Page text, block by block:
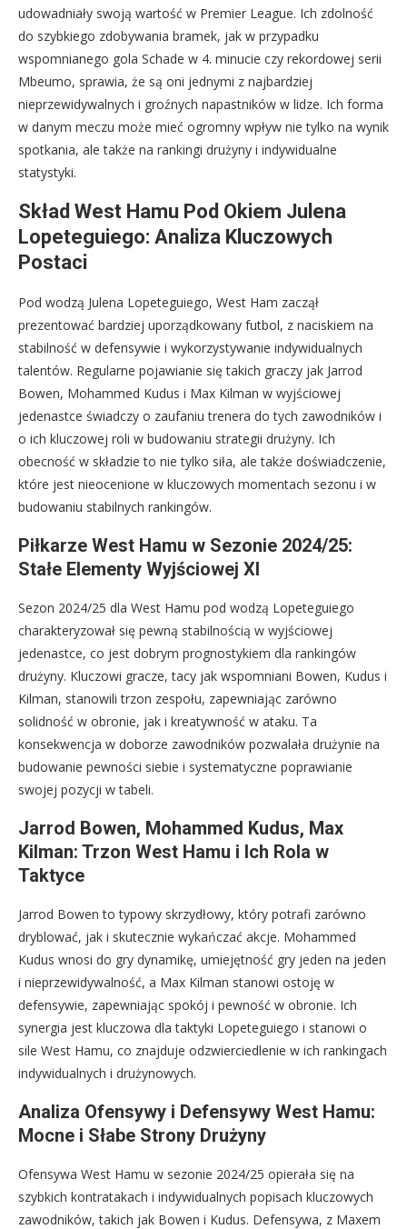
udowadniały swoją wartość w Premier League. Ich zdolność
do szybkiego zdobywania bramek, jak w przypadku
wspomnianego gola Schade w 4. minucie czy rekordowej serii
Mbeumo, sprawia, że są oni jednymi z najbardziej
nieprzewidywalnych i groźnych napastników w lidze. Ich forma
w danym meczu może mieć ogromny wpływ nie tylko na wynik
spotkania, ale także na rankingi drużyny i indywidualne
statystyki.
Skład West Hamu Pod Okiem Julena
Lopeteguiego: Analiza Kluczowych
Postaci
Pod wodzą Julena Lopeteguiego, West Ham zaczął
prezentować bardziej uporządkowany futbol, z naciskiem na
stabilność w defensywie i wykorzystywanie indywidualnych
talentów. Regularne pojawianie się takich graczy jak Jarrod
Bowen, Mohammed Kudus i Max Kilman w wyjściowej
jedenastce świadczy o zaufaniu trenera do tych zawodników i
o ich kluczowej roli w budowaniu strategii drużyny. Ich
obecność w składzie to nie tylko siła, ale także doświadczenie,
które jest nieocenione w kluczowych momentach sezonu i w
budowaniu stabilnych rankingów.
Piłkarze West Hamu w Sezonie 2024/25:
Stałe Elementy Wyjściowej XI
Sezon 2024/25 dla West Hamu pod wodzą Lopeteguiego
charakteryzował się pewną stabilnością w wyjściowej
jedenastce, co jest dobrym prognostykiem dla rankingów
drużyny. Kluczowi gracze, tacy jak wspomniani Bowen, Kudus i
Kilman, stanowili trzon zespołu, zapewniając zarówno
solidność w obronie, jak i kreatywność w ataku. Ta
konsekwencja w doborze zawodników pozwalała drużynie na
budowanie pewności siebie i systematyczne poprawianie
swojej pozycji w tabeli.
Jarrod Bowen, Mohammed Kudus, Max
Kilman: Trzon West Hamu i Ich Rola w
Taktyce
Jarrod Bowen to typowy skrzydłowy, który potrafi zarówno
dryblować, jak i skutecznie wykańczać akcje. Mohammed
Kudus wnosi do gry dynamikę, umiejętność gry jeden na jeden
i nieprzewidywalność, a Max Kilman stanowi ostoję w
defensywie, zapewniając spokój i pewność w obronie. Ich
synergia jest kluczowa dla taktyki Lopeteguiego i stanowi o
sile West Hamu, co znajduje odzwierciedlenie w ich rankingach
indywidualnych i drużynowych.
Analiza Ofensywy i Defensywy West Hamu:
Mocne i Słabe Strony Drużyny
Ofensywa West Hamu w sezonie 2024/25 opierała się na
szybkich kontratakach i indywidualnych popisach kluczowych
zawodników, takich jak Bowen i Kudus. Defensywa, z Maxem